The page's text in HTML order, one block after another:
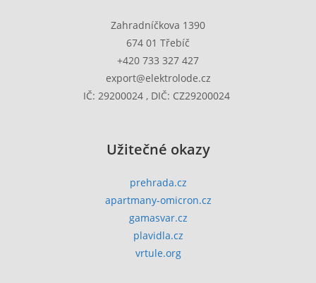
Zahradníčkova 1390
674 01 Třebíč
+420 733 327 427
export@elektrolode.cz
IČ: 29200024 , DIČ: CZ29200024
Užitečné okazy
prehrada.cz
apartmany-omicron.cz
gamasvar.cz
plavidla.cz
vrtule.org